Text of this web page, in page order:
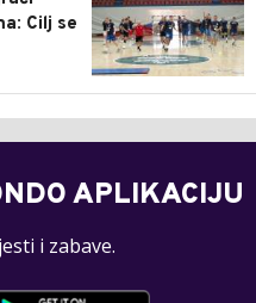
Cilj se
APLIKACIJU
i zabave.